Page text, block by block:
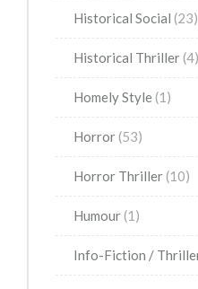
Historical Social (23)
Historical Thriller (4)
Homely Style (1)
Horror (53)
Horror Thriller (10)
Humour (1)
Info-Fiction /